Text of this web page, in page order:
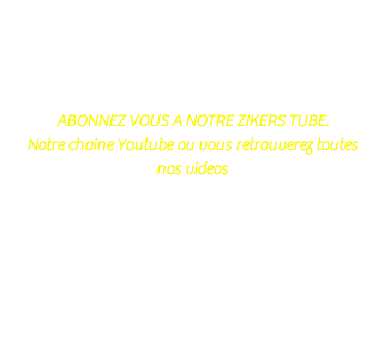
ABONNEZ VOUS A NOTRE ZIKERS TUBE.
Notre chaine Youtube ou vous retrouverez toutes
nos videos